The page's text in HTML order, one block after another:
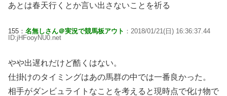
あとは春天行くとか言い出さないことを祈る
155： 名無しさん＠実況で競馬板アウト ：2018/01/21(日) 16:36:37.44
ID:jHFooyNU0.net
やや出遅れだけど酷くはない。
仕掛けのタイミングはあの馬群の中では一番良かった。
相手がダンビュライトなことを考えると現時点で化け物で